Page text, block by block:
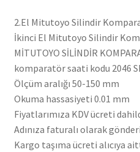
2.El Mitutoyo Silindir
İkinci El Mitutoyo Silindir
MİTUTOYO SİLİNDİR
komparatör saati kodu 2046
Ölçüm aralığı 50-150 mm
Okuma hassasiyeti 0.01 mm
Fiyatlarımıza KDV ücreti
Adınıza faturalı olarak
Kargo taşıma ücreti alıcıya